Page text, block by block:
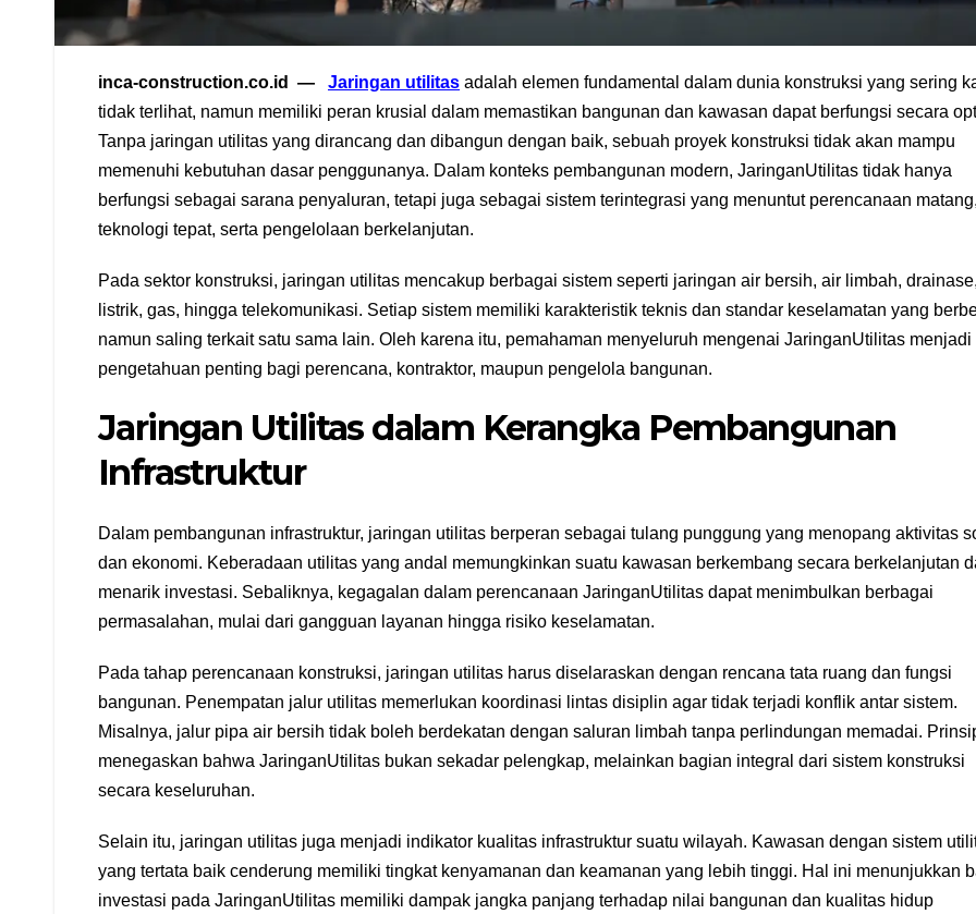
inca-construction.co.id — Jaringan utilitas adalah elemen fundamental dalam dunia konstruksi yang sering
tidak terlihat, namun memiliki peran krusial dalam memastikan bangunan dan kawasan dapat berfungsi secara
Tanpa jaringan utilitas yang dirancang dan dibangun dengan baik, sebuah proyek konstruksi tidak akan mampu
memenuhi kebutuhan dasar penggunanya. Dalam konteks pembangunan modern, JaringanUtilitas tidak hanya
berfungsi sebagai sarana penyaluran, tetapi juga sebagai sistem terintegrasi yang menuntut perencanaan
teknologi tepat, serta pengelolaan berkelanjutan.
Pada sektor konstruksi, jaringan utilitas mencakup berbagai sistem seperti jaringan air bersih, air limbah,
listrik, gas, hingga telekomunikasi. Setiap sistem memiliki karakteristik teknis dan standar keselamatan yang
namun saling terkait satu sama lain. Oleh karena itu, pemahaman menyeluruh mengenai JaringanUtilitas menjadi
pengetahuan penting bagi perencana, kontraktor, maupun pengelola bangunan.
Jaringan Utilitas dalam Kerangka Pembangunan
Infrastruktur
Dalam pembangunan infrastruktur, jaringan utilitas berperan sebagai tulang punggung yang menopang aktivitas
dan ekonomi. Keberadaan utilitas yang andal memungkinkan suatu kawasan berkembang secara berkelanjutan
menarik investasi. Sebaliknya, kegagalan dalam perencanaan JaringanUtilitas dapat menimbulkan berbagai
permasalahan, mulai dari gangguan layanan hingga risiko keselamatan.
Pada tahap perencanaan konstruksi, jaringan utilitas harus diselaraskan dengan rencana tata ruang dan fungsi
bangunan. Penempatan jalur utilitas memerlukan koordinasi lintas disiplin agar tidak terjadi konflik antar sistem.
Misalnya, jalur pipa air bersih tidak boleh berdekatan dengan saluran limbah tanpa perlindungan memadai.
menegaskan bahwa JaringanUtilitas bukan sekadar pelengkap, melainkan bagian integral dari sistem konstruksi
secara keseluruhan.
Selain itu, jaringan utilitas juga menjadi indikator kualitas infrastruktur suatu wilayah. Kawasan dengan sistem
yang tertata baik cenderung memiliki tingkat kenyamanan dan keamanan yang lebih tinggi. Hal ini menunjukkan
investasi pada JaringanUtilitas memiliki dampak jangka panjang terhadap nilai bangunan dan kualitas hidup